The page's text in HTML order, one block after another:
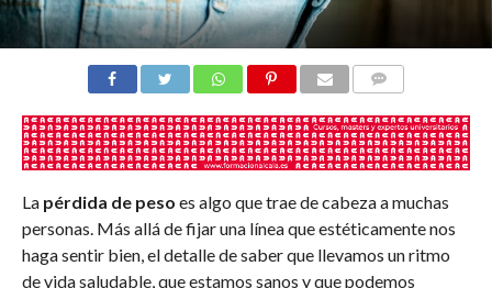
La pérdida de peso es algo que trae de cabeza a muchas
personas. Más allá de fijar una línea que estéticamente nos
haga sentir bien, el detalle de saber que llevamos un ritmo
de vida saludable, que estamos sanos y que podemos